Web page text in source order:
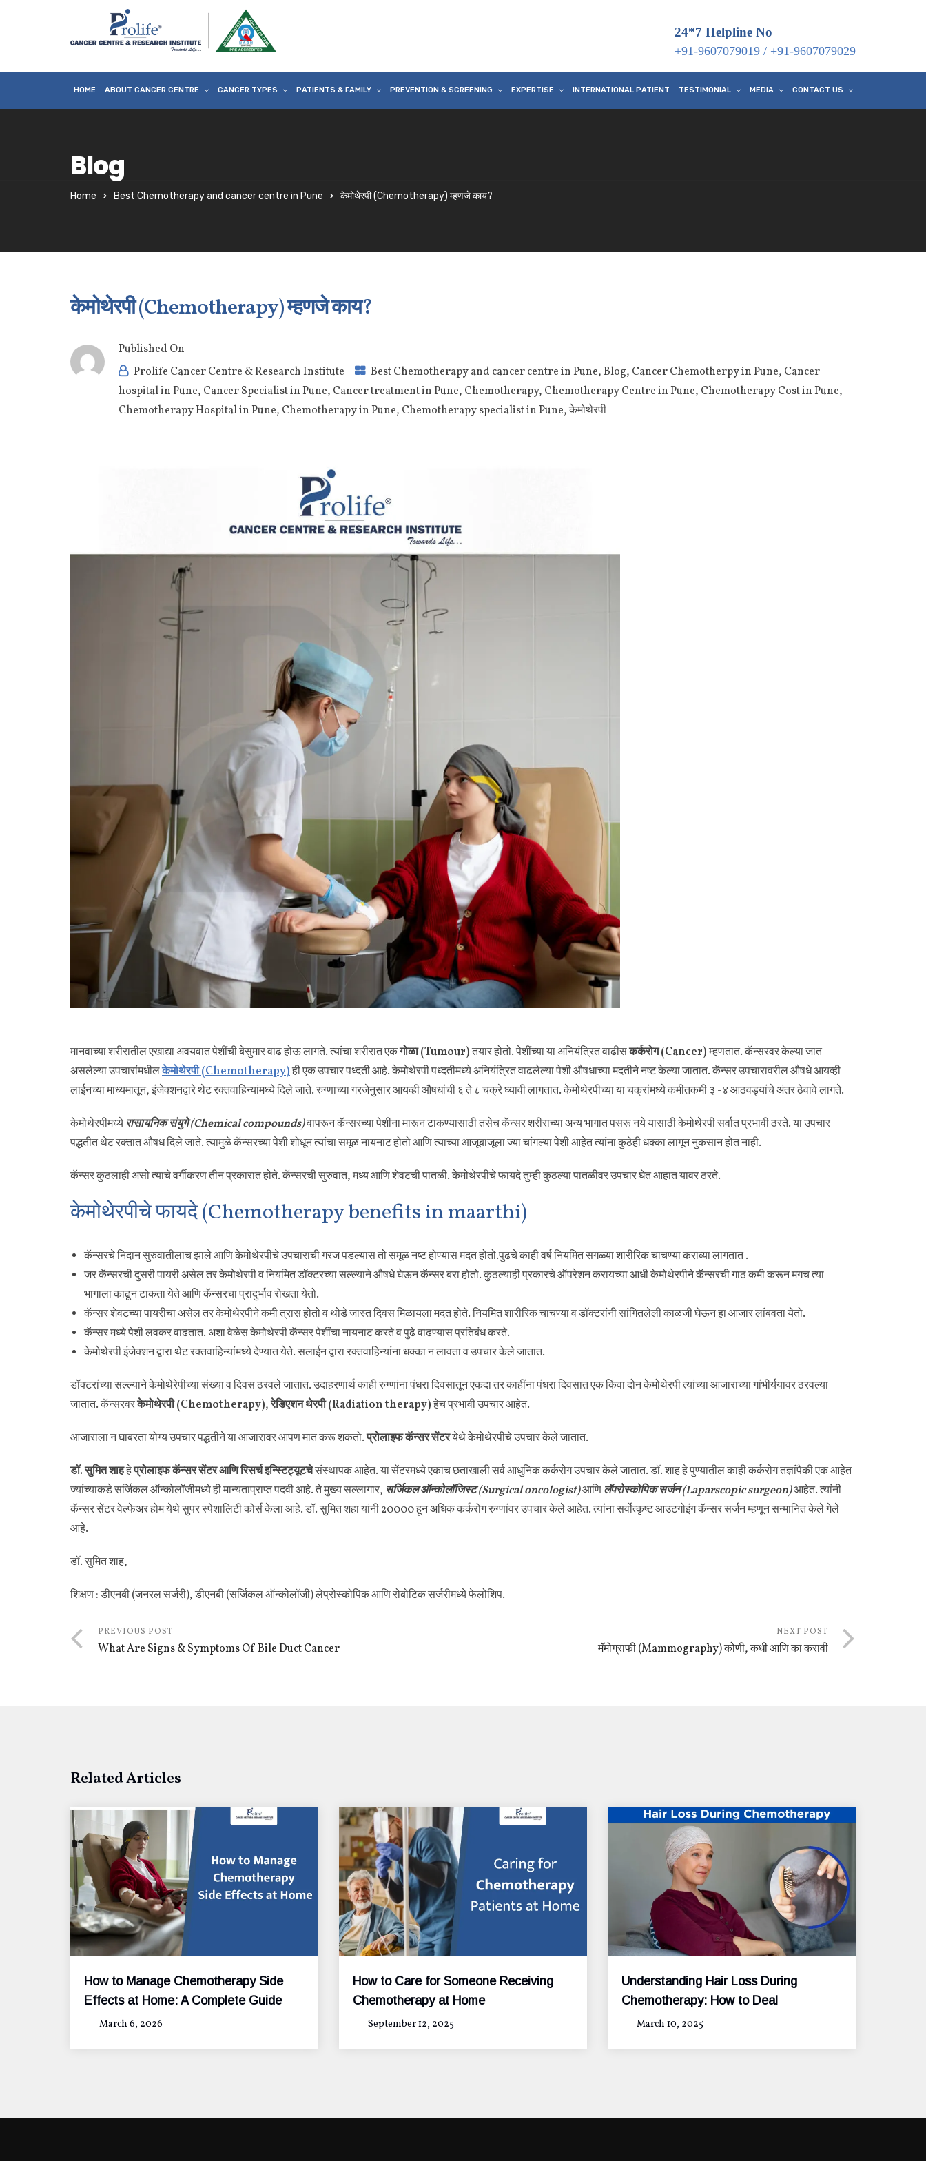
24*7 Helpline No
+91-9607079019 / +91-9607079029
HOME ABOUT CANCER CENTRE CANCER TYPES PATIENTS & FAMILY PREVENTION & SCREENING EXPERTISE INTERNATIONAL PATIENT TESTIMONIAL MEDIA CONTACT US
Blog
Home Best Chemotherapy and cancer centre in Pune केमोथेरपी (Chemotherapy) म्हणजे काय?
केमोथेरपी (Chemotherapy) म्हणजे काय?
Published On
Prolife Cancer Centre & Research Institute
Best Chemotherapy and cancer centre in Pune,Blog, Cancer Chemotherpy in Pune, Cancer
hospital in Pune, Cancer Specialist in Pune, Cancer treatment in Pune, Chemotherapy, Chemotherapy Centre in Pune, Chemotherapy Cost in Pune,
Chemotherapy Hospital in Pune, Chemotherapy in Pune, Chemotherapy specialist in Pune,केमोथेरपी
मानवाच्या शरीरातील एखाद्या अवयवात पेशींची बेसुमार वाढ होऊ लागते. त्यांचा शरीरात एकगोळा (Tumour)तयार होतो. पेशींच्या या अनियंत्रित वाढीसकर्करोग (Cancer)म्हणतात. कॅन्सरवर केल्या जात
असलेल्या उपचारांमधीलकेमोथेरपी (Chemotherapy)ही एक उपचार पध्दती आहे. केमोथेरपी पध्दतीमध्ये अनियंत्रित वाढलेल्या पेशी औषधाच्या मदतीने नष्ट केल्या जातात. कॅन्सर उपचारावरील औषधे आयव्ही
लाईनच्या माध्यमातून, इंजेक्शनद्वारे थेट रक्तवाहिन्यांमध्ये दिले जाते. रुग्णाच्या गरजेनुसार आयव्ही औषधांची ६ ते ८ चक्रे घ्यावी लागतात. केमोथेरपीच्या या चक्रांमध्ये कमीतकमी ३ -४ आठवड्यांचे अंतर ठेवावे लागते.
केमोथेरपीमध्ये रासायनिक संयुगे (Chemical compounds)वापरून कॅन्सरच्या पेशींना मारून टाकण्यासाठी तसेच कॅन्सर शरीराच्या अन्य भागात पसरू नये यासाठी केमोथेरपी सर्वात प्रभावी ठरते. या उपचार
पद्धतीत थेट रक्तात औषध दिले जाते. त्यामुळे कॅन्सरच्या पेशी शोधून त्यांचा समूळ नायनाट होतो आणि त्याच्या आजूबाजूला ज्या चांगल्या पेशी आहेत त्यांना कुठेही धक्का लागून नुकसान होत नाही.
कॅन्सर कुठलाही असो त्याचे वर्गीकरण तीन प्रकारात होते. कॅन्सरची सुरुवात, मध्य आणि शेवटची पातळी. केमोथेरपीचे फायदे तुम्ही कुठल्या पातळीवर उपचार घेत आहात यावर ठरते.
केमोथेरपीचे फायदे (Chemotherapy benefits in maarthi)
कॅन्सरचे निदान सुरुवातीलाच झाले आणि केमोथेरपीचे उपचाराची गरज पडल्यास तो समूळ नष्ट होण्यास मदत होतो.पुढचे काही वर्ष नियमित सगळ्या शारीरिक चाचण्या कराव्या लागतात .
जर कॅन्सरची दुसरी पायरी असेल तर केमोथेरपी व नियमित डॉक्टरच्या सल्ल्याने औषधे घेऊन कॅन्सर बरा होतो. कुठल्याही प्रकारचे ऑपरेशन करायच्या आधी केमोथेरपीने कॅन्सरची गाठ कमी करून मगच त्या
भागाला काढून टाकता येते आणि कॅन्सरचा प्रादुर्भाव रोखता येतो.
कॅन्सर शेवटच्या पायरीचा असेल तर केमोथेरपीने कमी त्रास होतो व थोडे जास्त दिवस मिळायला मदत होते. नियमित शारीरिक चाचण्या व डॉक्टरांनी सांगितलेली काळजी घेऊन हा आजार लांबवता येतो.
कॅन्सर मध्ये पेशी लवकर वाढतात. अशा वेळेस केमोथेरपी कॅन्सर पेशींचा नायनाट करते व पुढे वाढण्यास प्रतिबंध करते.
केमोथेरपी इंजेक्शन द्वारा थेट रक्तवाहिन्यांमध्ये देण्यात येते. सलाईन द्वारा रक्तवाहिन्यांना धक्का न लावता व उपचार केले जातात.
डॉक्टरांच्या सल्ल्याने केमोथेरेपीच्या संख्या व दिवस ठरवले जातात. उदाहरणार्थ काही रुग्णांना पंधरा दिवसातून एकदा तर काहींना पंधरा दिवसात एक किंवा दोन केमोथेरपी त्यांच्या आजाराच्या गांभीर्ययावर ठरवल्या
जातात. कॅन्सरवरकेमोथेरपी (Chemotherapy),रेडिएशन थेरपी (Radiation therapy)हेच प्रभावी उपचार आहेत.
आजाराला न घाबरता योग्य उपचार पद्धतीने या आजारावर आपण मात करू शकतो.प्रोलाइफ कॅन्सर सेंटरयेथे केमोथेरपीचे उपचार केले जातात.
डॉ. सुमित शाहहेप्रोलाइफ कॅन्सर सेंटर आणि रिसर्च इन्स्टिट्यूटचेसंस्थापक आहेत. या सेंटरमध्ये एकाच छताखाली सर्व आधुनिक कर्करोग उपचार केले जातात. डॉ. शाह हे पुण्यातील काही कर्करोग तज्ञांपैकी एक आहेत
ज्यांच्याकडे सर्जिकल ऑन्कोलॉजीमध्ये ही मान्यताप्राप्त पदवी आहे. ते मुख्य सल्लागार, सर्जिकल ऑन्कोलॉजिस्ट (Surgical oncologist)आणिलॅपरोस्कोपिक सर्जन (Laparscopic surgeon)आहेत. त्यांनी
कॅन्सर सेंटर वेल्फेअर होम येथे सुपर स्पेशालिटी कोर्स केला आहे. डॉ. सुमित शहा यांनी 20000 हून अधिक कर्करोग रुग्णांवर उपचार केले आहेत. त्यांना सर्वोत्कृष्ट आउटगोइंग कॅन्सर सर्जन म्हणून सन्मानित केले गेले
आहे.
डॉ. सुमित शाह,
शिक्षण : डीएनबी (जनरल सर्जरी), डीएनबी (सर्जिकल ऑन्कोलॉजी) लेप्रोस्कोपिक आणि रोबोटिक सर्जरीमध्ये फेलोशिप.
PREVIOUS POST
What Are Signs & Symptoms Of Bile Duct Cancer
NEXT POST
मॅमोग्राफी (Mammography) कोणी, कधी आणि का करावी
Related Articles
How to Manage Chemotherapy Side
Effects at Home: A Complete Guide
March 6, 2026
How to Care for Someone Receiving
Chemotherapy at Home
September 12, 2025
Understanding Hair Loss During
Chemotherapy: How to Deal
March 10, 2025